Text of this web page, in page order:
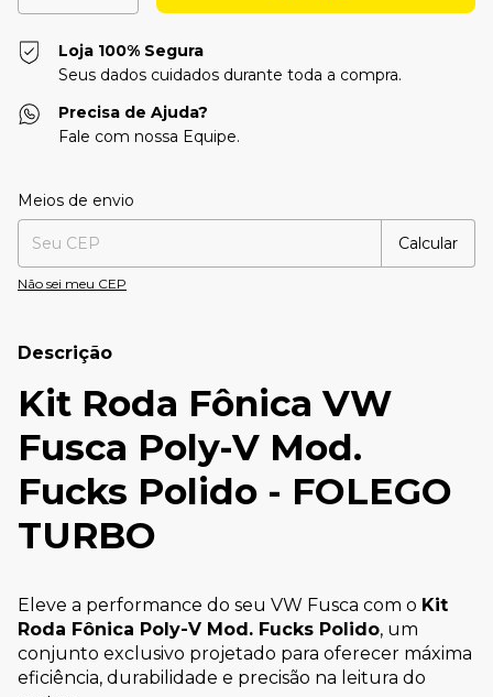
Loja 100% Segura
Seus dados cuidados durante toda a compra.
Precisa de Ajuda?
Fale com nossa Equipe.
Entregas para o CEP:
Meios de envio
Calcular
Não sei meu CEP
Descrição
Kit Roda Fônica VW
Fusca Poly-V Mod.
Fucks Polido - FOLEGO
TURBO
Eleve a performance do seu VW Fusca com o Kit
Roda Fônica Poly-V Mod. Fucks Polido, um
conjunto exclusivo projetado para oferecer máxima
eficiência, durabilidade e precisão na leitura do